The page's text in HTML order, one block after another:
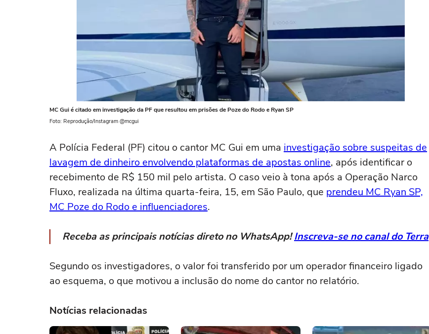
MC Gui é citado em investigação da PF que resultou em prisões de Poze do Rodo e Ryan SP
Foto: Reprodução/Instagram @mcgui
A Polícia Federal (PF) citou o cantor MC Gui em uma investigação sobre suspeitas de
lavagem de dinheiro envolvendo plataformas de apostas online, após identificar o
recebimento de R$ 150 mil pelo artista. O caso veio à tona após a Operação Narco
Fluxo, realizada na última quarta-feira, 15, em São Paulo, que prendeu MC Ryan SP,
MC Poze do Rodo e influenciadores.
Receba as principais notícias direto no WhatsApp!Inscreva-se no canal do Terra
Segundo os investigadores, o valor foi transferido por um operador financeiro ligado
ao esquema, o que motivou a inclusão do nome do cantor no relatório.
Notícias relacionadas